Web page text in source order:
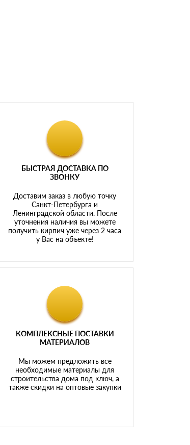
БЫСТРАЯ ДОСТАВКА ПО
ЗВОНКУ
Доставим заказ в любую точку
Санкт-Петербурга и
Ленинградской области. После
уточнения наличия вы можете
получить кирпич уже через 2 часа
у Вас на объекте!
КОМПЛЕКСНЫЕ ПОСТАВКИ
МАТЕРИАЛОВ
Мы можем предложить все
необходимые материалы для
строительства дома под ключ, а
также скидки на оптовые закупки